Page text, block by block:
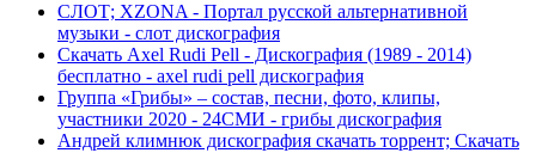
СЛОТ; XZONA - Портал русской альтернативной
музыки - слот дискография
Скачать Axel Rudi Pell - Дискография (1989 - 2014)
бесплатно - axel rudi pell дискография
Группа «Грибы» – состав, песни, фото, клипы,
участники 2020 - 24СМИ - грибы дискография
Андрей климнюк дискография скачать торрент; Скачать